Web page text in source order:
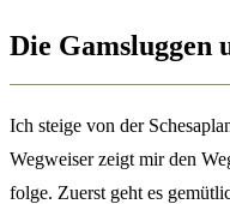
Die Gamsluggen
Ich steige von der
Wegweiser zeigt mir den
folge. Zuerst geht es